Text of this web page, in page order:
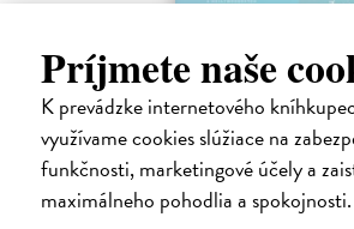
Príjmete naše
K prevádzke internetového
využívame cookies slúžiace na
funkčnosti, marketingové účely a
maximálneho pohodlia a spokojnosti.
Kód zad
Novotný Michal| Kniha
Co dělat, když vás bolí záda? Cvičit?
Do 4 dní
17,96 €
19,95 € ?